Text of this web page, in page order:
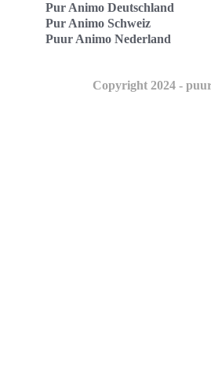
Pur Animo Deutschland
Pur Animo Schweiz
Puur Animo Nederland
Copyright 2024 -